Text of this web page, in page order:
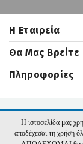
H Εταιρεία
Θα Μας Βρείτε
Πληροφορίες
Η ιστοσελίδα μας
αποδέχεσαι τη χρήση